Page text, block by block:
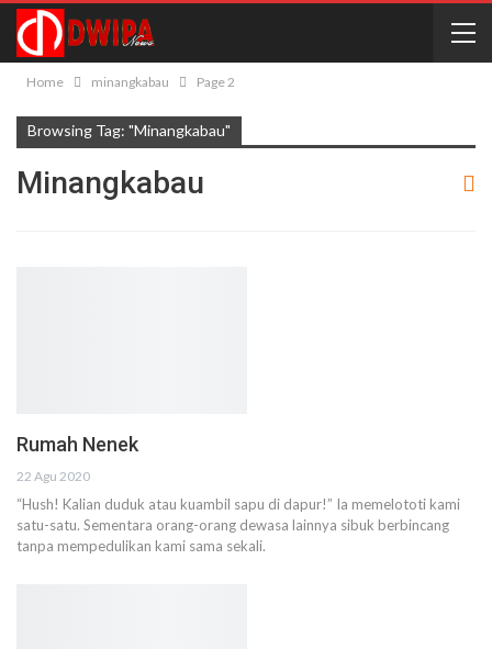
Home minangkabau Page 2
Browsing Tag: "minangkabau"
Minangkabau
Rumah Nenek
22 Agu 2020
“Hush! Kalian duduk atau kuambil sapu di dapur!” Ia memelototi kami
satu-satu. Sementara orang-orang dewasa lainnya sibuk berbincang
tanpa mempedulikan kami sama sekali.